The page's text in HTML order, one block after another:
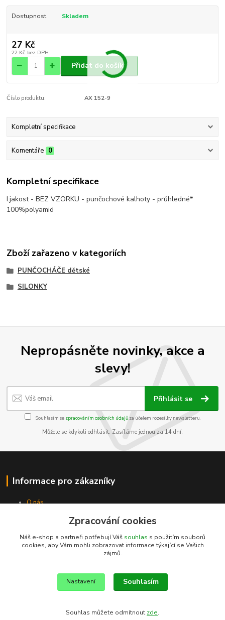
Dostupnost Skladem
27 Kč
22 Kč bez DPH
Přidat do košíku
Číslo produktu: AX 152-9
Kompletní specifikace
Komentáře 0
Kompletní specifikace
I.jakost - BEZ VZORKU - punčochové kalhoty - průhledné*
100%polyamid
Zboží zařazeno v kategoriích
PUNČOCHÁČE dětské
SILONKY
Nepropásněte novinky, akce a
slevy!
Přihlásit se
Souhlasím se zpracováním osobních údajůza účelem rozesílky newsletteru.
Můžete se kdykoli odhlásit. Zasíláme jednou za 14 dní.
Informace pro zákazníky
O nás
Obchodní podmínky
Kontakty
Zpracování cookies
Náš e-shop a partneři potřebují Váš souhlas s použitím souborů
cookies, aby Vám mohli zobrazovat informace týkající se Vašich
zájmů.
Nastavení Souhlasím
Souhlas můžete odmítnout zde.